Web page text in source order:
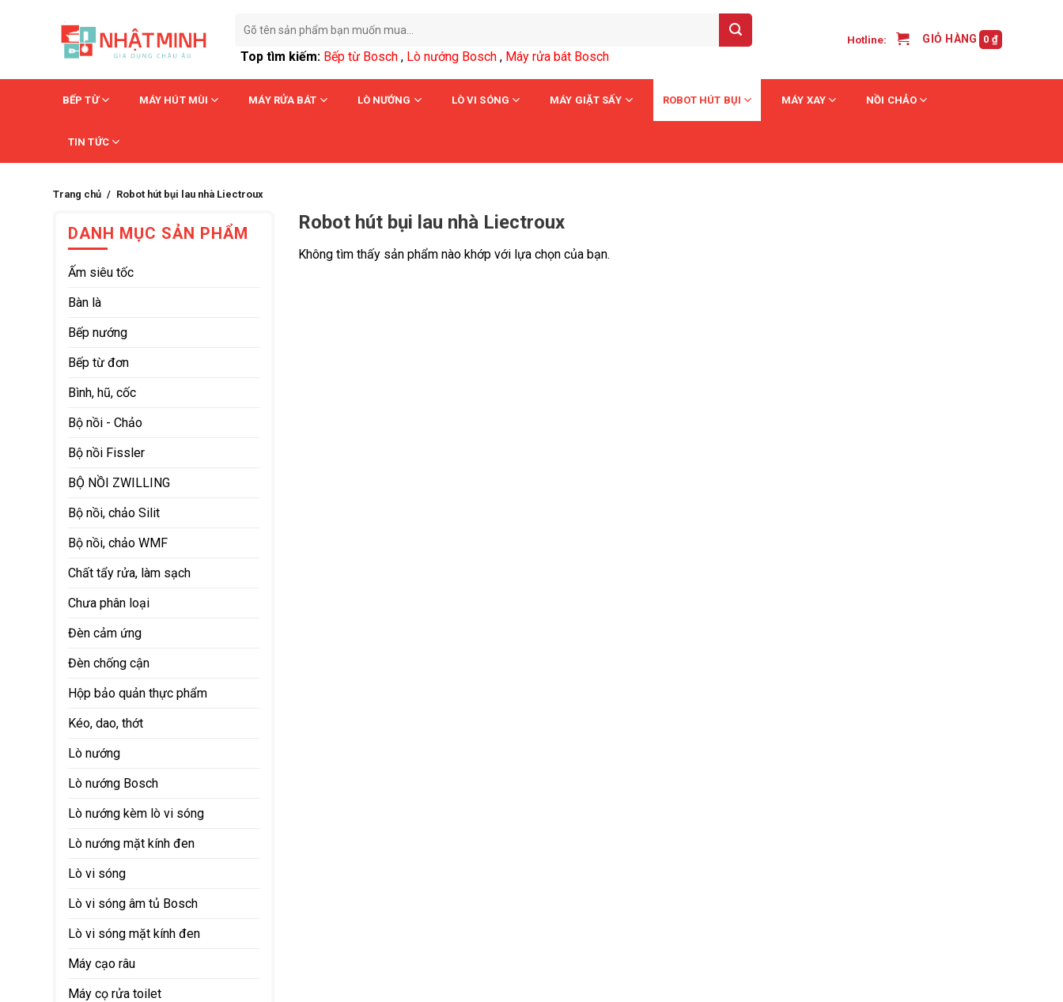
kiếm:
Top tìm kiếm: Bếp từ Bosch , Lò nướng Bosch , Máy rửa bát Bosch
Hotline: GIỎ HÀNG /0 ₫
BẾP TỪ MÁY HÚT MÙI MÁY RỬA BÁT LÒ NƯỚNG LÒ VI SÓNG MÁY GIẶT SẤY ROBOT HÚT BỤI MÁY XAY NỒI CHẢO
TIN TỨC
Trang chủ › Robot hút bụi lau nhà Liectroux
DANH MỤC SẢN PHẨM
Ấm siêu tốc
Bàn là
Bếp nướng
Bếp từ đơn
Bình, hũ, cốc
Bộ nồi - Chảo
Bộ nồi Fissler
BỘ NỒI ZWILLING
Bộ nồi, chảo Silit
Bộ nồi, chảo WMF
Chất tẩy rửa, làm sạch
Chưa phân loại
Đèn cảm ứng
Đèn chống cận
Hộp bảo quản thực phẩm
Kéo, dao, thớt
Lò nướng
Lò nướng Bosch
Lò nướng kèm lò vi sóng
Lò nướng mặt kính đen
Lò vi sóng
Lò vi sóng âm tủ Bosch
Lò vi sóng mặt kính đen
Máy cạo râu
Máy cọ rửa toilet
Robot hút bụi lau nhà Liectroux
Không tìm thấy sản phẩm nào khớp với lựa chọn của bạn.